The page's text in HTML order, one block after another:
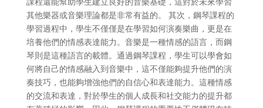
其他樂器或音樂理論都是非常有益的。 其次，鋼琴課程的
學習過程中，學生不僅僅是在學習如何演奏樂曲，更是在
培養他們的情感表達能力。音樂是一種情感的語言，而鋼
琴則是這種語言的載體。通過鋼琴課程，學生可以學會如
何將自己的情感融入到音樂中，這不僅能夠提升他們的演
奏技巧，也能夠增強他們的自信心和表達能力。這種情感
的交流和表達，對於學生的個人成長和社交能力的提升都